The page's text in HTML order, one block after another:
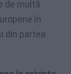
de multă
în
din partea